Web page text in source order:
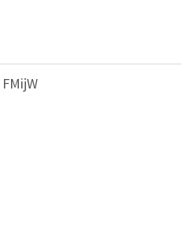
FMijW